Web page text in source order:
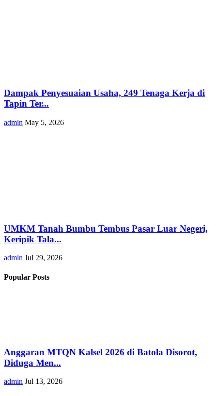
Dampak Penyesuaian Usaha, 249 Tenaga Kerja di
Tapin Ter...
admin May 5, 2026
UMKM Tanah Bumbu Tembus Pasar Luar Negeri,
Keripik Tala...
admin Jul 29, 2026
Popular Posts
Anggaran MTQN Kalsel 2026 di Batola Disorot,
Diduga Men...
admin Jul 13, 2026